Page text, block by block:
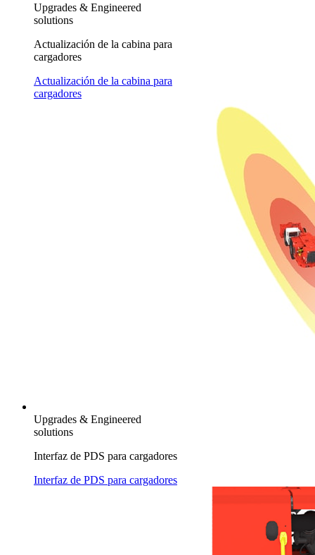
Upgrades & Engineered
solutions
Actualización de la cabina para
cargadores
Actualización de la cabina para
cargadores
Upgrades & Engineered
solutions
Interfaz de PDS para cargadores
Interfaz de PDS para cargadores